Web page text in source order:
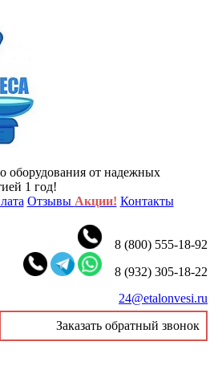
оборудования от надежных
1 год!
Отзывы Акции! Контакты
8 (800) 555-18-92
8 (932) 305-18-22
24@etalonvesi.ru
Заказать обратный звонок